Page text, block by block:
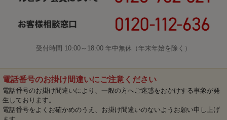
受付時間 10:00～18:00 年中無休（年末年始を除く）
電話番号のお掛け間違いにご注意ください
電話番号のお掛け間違いにより、一般の方へご迷惑をおかけする事象が発
生しております。
電話番号をよくお確かめのうえ、お掛け間違いのないようお願い申し上げ